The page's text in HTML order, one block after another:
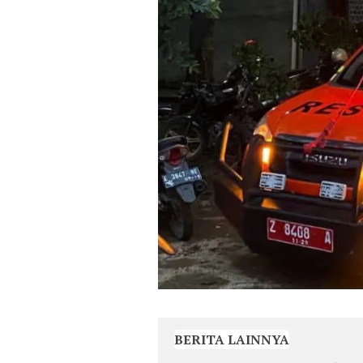
BERITA LAINNYA